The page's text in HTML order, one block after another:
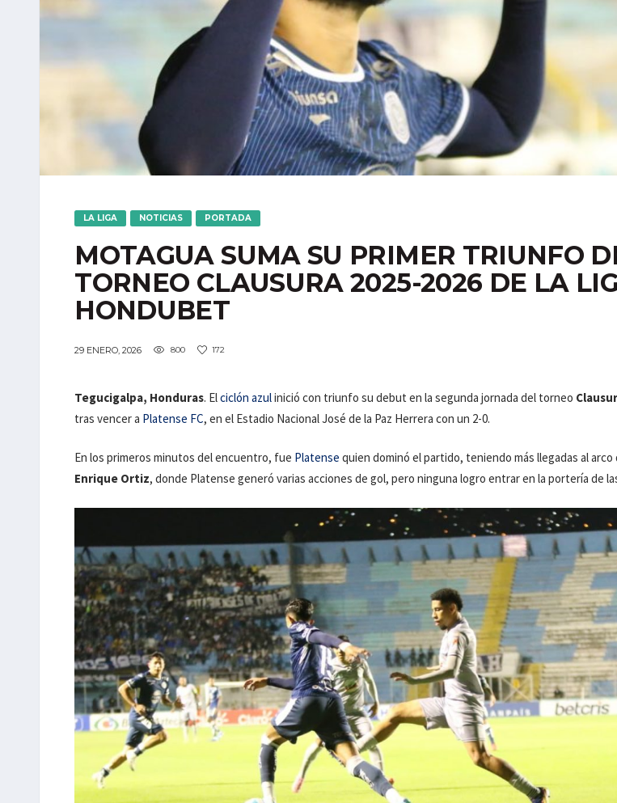
LA LIGA NOTICIAS PORTADA
MOTAGUA SUMA SU PRIMER TRIUNFO
TORNEO CLAUSURA 2025-2026 DE LA
HONDUBET
29 ENERO, 2026 800 172
Tegucigalpa, Honduras. Elciclón azulinició con triunfo su debut en la segunda jornada del torneo
tras vencer a Platense FC, en el Estadio Nacional José de la Paz Herrera con un 2-0.
En los primeros minutos del encuentro, fue Platense quien dominó el partido, teniendo más llegadas al arco
Enrique Ortiz, donde Platense generó varias acciones de gol, pero ninguna logro entrar en la portería de